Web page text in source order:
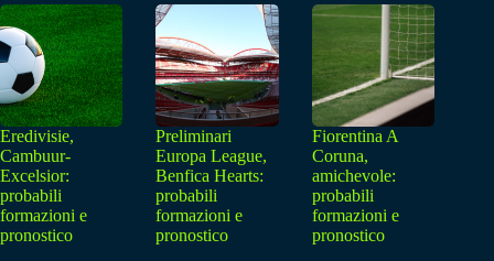
Eredivisie,
Cambuur-
Excelsior:
probabili
formazioni e
pronostico
Preliminari
Europa League,
Benfica Hearts:
probabili
formazioni e
pronostico
Fiorentina A
Coruna,
amichevole:
probabili
formazioni e
pronostico